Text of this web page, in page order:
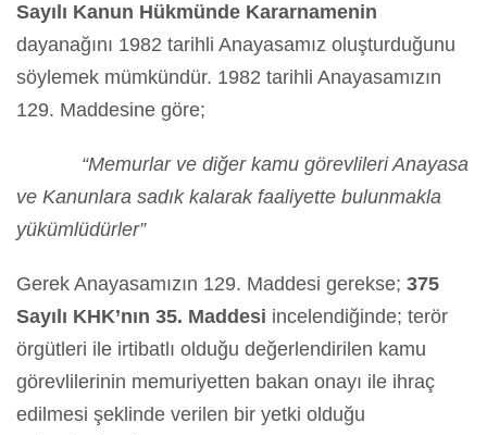
Sayılı Kanun Hükmünde Kararnamenin
dayanağını 1982 tarihli Anayasamız oluşturduğunu
söylemek mümkündür. 1982 tarihli Anayasamızın
129. Maddesine göre;
“Memurlar ve diğer kamu görevlileri Anayasa
ve Kanunlara sadık kalarak faaliyette bulunmakla
yükümlüdürler”
Gerek Anayasamızın 129. Maddesi gerekse; 375
Sayılı KHK’nın 35. Maddesi incelendiğinde; terör
örgütleri ile irtibatlı olduğu değerlendirilen kamu
görevlilerinin memuriyetten bakan onayı ile ihraç
edilmesi şeklinde verilen bir yetki olduğu